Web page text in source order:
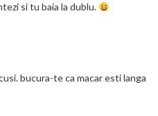
si tu baia la dublu.
bucura-te ca macar esti langa